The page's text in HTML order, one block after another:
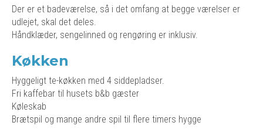
Der er et badeværelse, så i det omfang at begge værelser er
udlejet, skal det deles.
Håndklæder, sengelinned og rengøring er inklusiv.
Køkken
Hyggeligt te-køkken med 4 siddepladser.
Fri kaffebar til husets b&b gæster
Køleskab
Brætspil og mange andre spil til flere timers hygge